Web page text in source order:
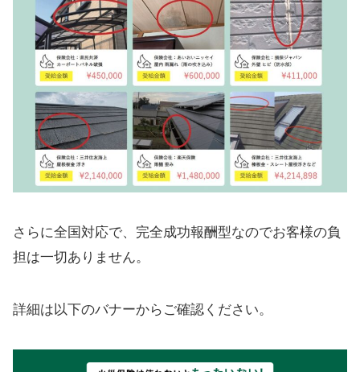
さらに全国対応で、完全成功報酬型なのでお客様の負
担は一切ありません。
詳細は以下のバナーからご確認ください。